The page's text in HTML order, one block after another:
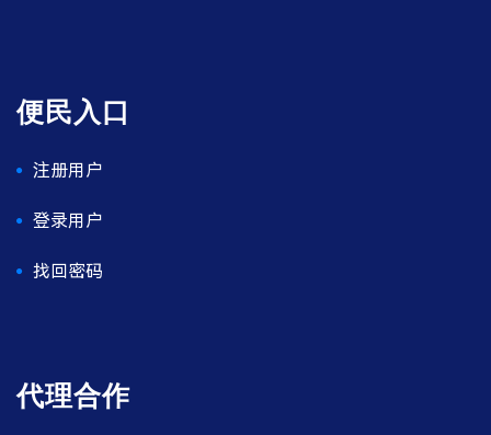
便民入口
注册用户
登录用户
找回密码
代理合作